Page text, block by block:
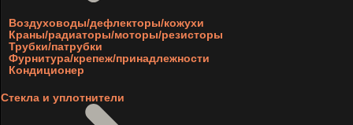
Воздуховоды/дефлекторы/кожухи
Краны/радиаторы/моторы/резисторы
Трубки/патрубки
Фурнитура/крепеж/принадлежности
Кондиционер
Стекла и уплотнители